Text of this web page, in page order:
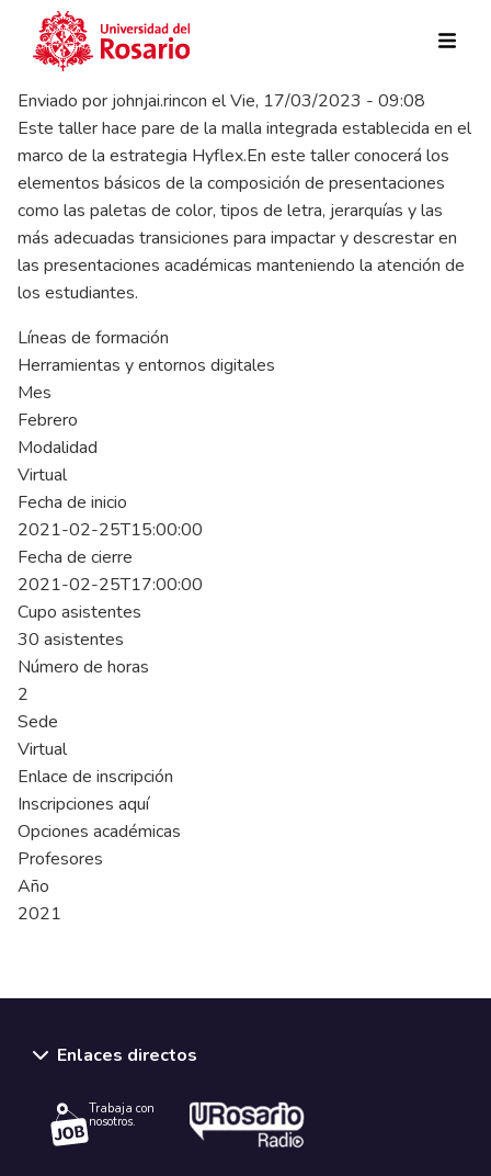
Pasar al contenido principal
Enviado por johnjai.rincon elVie, 17/03/2023 - 09:08
Este taller hace pare de la malla integrada establecida en el
marco de la estrategia Hyflex.En este taller conocerá los
elementos básicos de la composición de presentaciones
como las paletas de color, tipos de letra, jerarquías y las
más adecuadas transiciones para impactar y descrestar en
las presentaciones académicas manteniendo la atención de
los estudiantes.
Líneas de formación
Herramientas y entornos digitales
Mes
Febrero
Modalidad
Virtual
Fecha de inicio
2021-02-25T15:00:00
Fecha de cierre
2021-02-25T17:00:00
Cupo asistentes
30 asistentes
Número de horas
2
Sede
Virtual
Enlace de inscripción
Inscripciones aquí
Opciones académicas
Profesores
Año
2021
Enlaces directos
Trabaja con
nosotros.